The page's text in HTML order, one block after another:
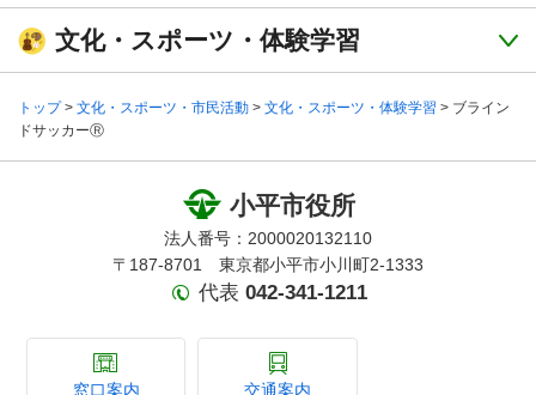
文化・スポーツ・体験学習
トップ> 文化・スポーツ・市民活動 > 文化・スポーツ・体験学習 > ブライン
ドサッカーⓇ
小平市役所
法人番号：2000020132110
〒187-8701 東京都小平市小川町2-1333
代表 042-341-1211
窓口案内 交通案内